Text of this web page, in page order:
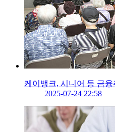
케이뱅크, 시니어 등 금
2025-07-24 22:58